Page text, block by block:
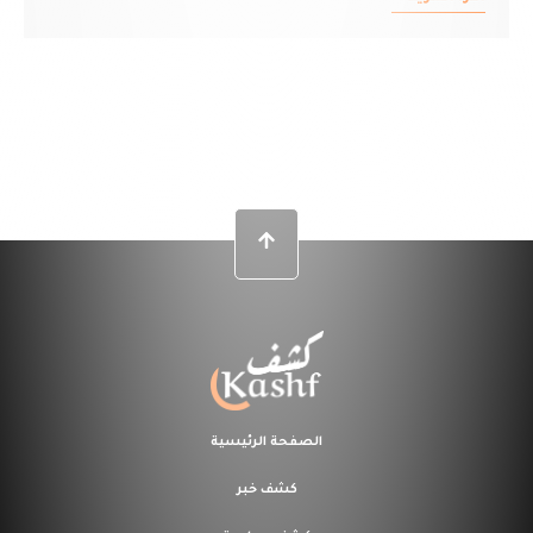
الصفحة الرئيسية
كشف خبر